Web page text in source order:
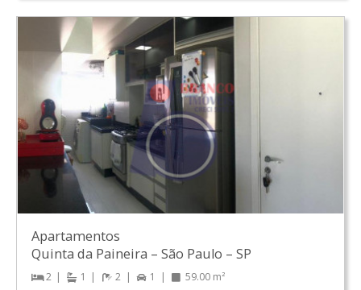
Apartamentos
Quinta da Paineira – São Paulo – SP
2 1 2 1 59.00 m²